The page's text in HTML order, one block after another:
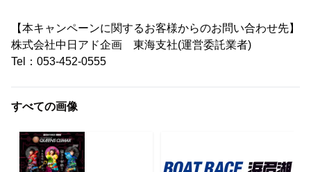
【本キャンペーンに関するお客様からのお問い合わせ先】
株式会社中日アド企画 東海支社(運営委託業者)
Tel：053-452-0555
すべての画像